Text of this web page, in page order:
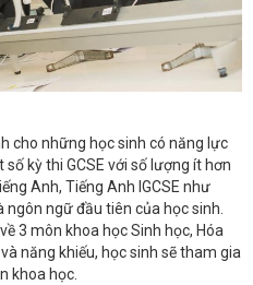
cho những học sinh có năng lực
kỳ thi GCSE với số lượng ít hơn
Anh, Tiếng Anh IGCSE như
ngôn ngữ đầu tiên của học sinh.
3 môn khoa học Sinh học, Hóa
năng khiếu, học sinh sẽ tham gia
khoa học.